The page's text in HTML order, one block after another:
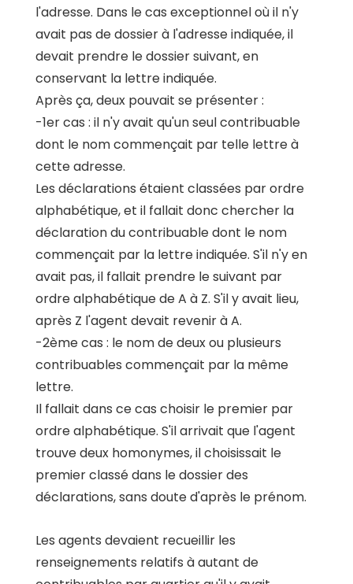
l'adresse. Dans le cas exceptionnel où il n'y
avait pas de dossier à l'adresse indiquée, il
devait prendre le dossier suivant, en
conservant la lettre indiquée.
Après ça, deux pouvait se présenter :
-1er cas : il n'y avait qu'un seul contribuable
dont le nom commençait par telle lettre à
cette adresse.
Les déclarations étaient classées par ordre
alphabétique, et il fallait donc chercher la
déclaration du contribuable dont le nom
commençait par la lettre indiquée. S'il n'y en
avait pas, il fallait prendre le suivant par
ordre alphabétique de A à Z. S'il y avait lieu,
après Z l'agent devait revenir à A.
-2ème cas : le nom de deux ou plusieurs
contribuables commençait par la même
lettre.
Il fallait dans ce cas choisir le premier par
ordre alphabétique. S'il arrivait que l'agent
trouve deux homonymes, il choisissait le
premier classé dans le dossier des
déclarations, sans doute d'après le prénom.
Les agents devaient recueillir les
renseignements relatifs à autant de